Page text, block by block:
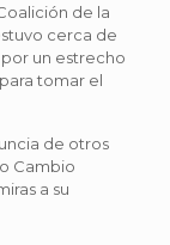
de la
cerca de
un estrecho
tomar el
de otros
Cambio
a su